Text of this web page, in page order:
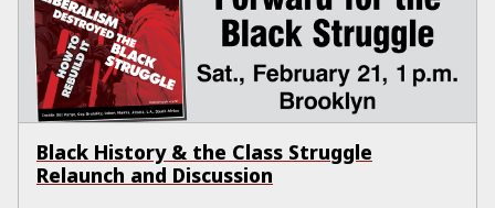
Black History & the Class Struggle
Relaunch and Discussion